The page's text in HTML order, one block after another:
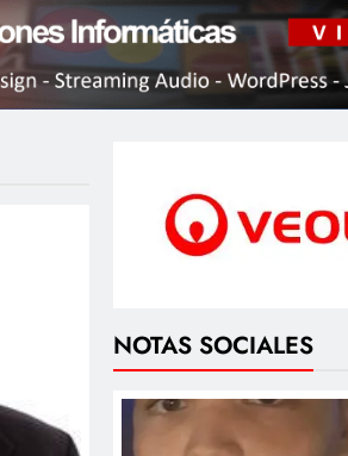
NOTAS SOCIALES